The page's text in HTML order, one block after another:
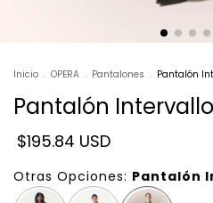
Inicio . OPERA . Pantalones . Pantalón
Pantalón
$195.84 USD
Otras Opciones: Pantalón